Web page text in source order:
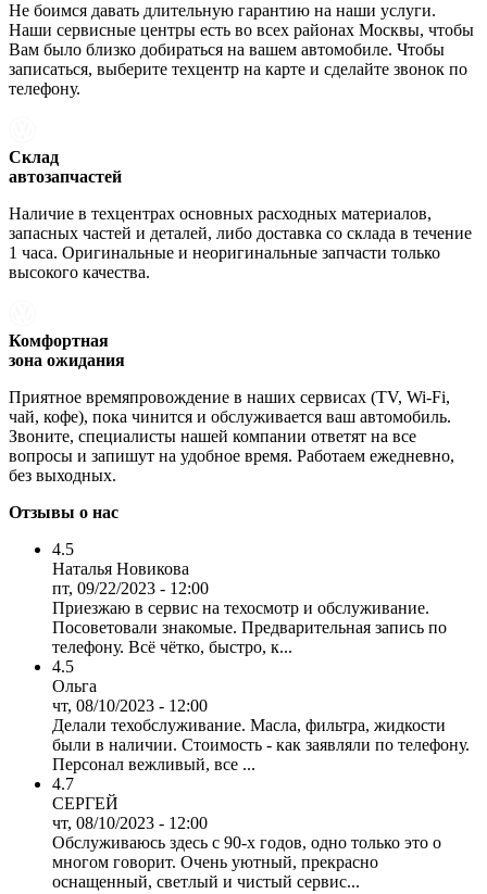
Не боимся давать длительную гарантию на наши услуги.
Наши сервисные центры есть во всех районах Москвы, чтобы
Вам было близко добираться на вашем автомобиле. Чтобы
записаться, выберите техцентр на карте и сделайте звонок по
телефону.
Склад
автозапчастей
Наличие в техцентрах основных расходных материалов,
запасных частей и деталей, либо доставка со склада в течение
1 часа. Оригинальные и неоригинальные запчасти только
высокого качества.
Комфортная
зона ожидания
Приятное времяпровождение в наших сервисах (TV, Wi-Fi,
чай, кофе), пока чинится и обслуживается ваш автомобиль.
Звоните, специалисты нашей компании ответят на все
вопросы и запишут на удобное время. Работаем ежедневно,
без выходных.
Отзывы о нас
4.5
Наталья Новикова
пт, 09/22/2023 - 12:00
Приезжаю в сервис на техосмотр и обслуживание.
Посоветовали знакомые. Предварительная запись по
телефону. Всё чётко, быстро, к...
4.5
Ольга
чт, 08/10/2023 - 12:00
Делали техобслуживание. Масла, фильтра, жидкости
были в наличии. Стоимость - как заявляли по телефону.
Персонал вежливый, все ...
4.7
СЕРГЕЙ
чт, 08/10/2023 - 12:00
Обслуживаюсь здесь с 90-х годов, одно только это о
многом говорит. Очень уютный, прекрасно
оснащенный, светлый и чистый сервис...